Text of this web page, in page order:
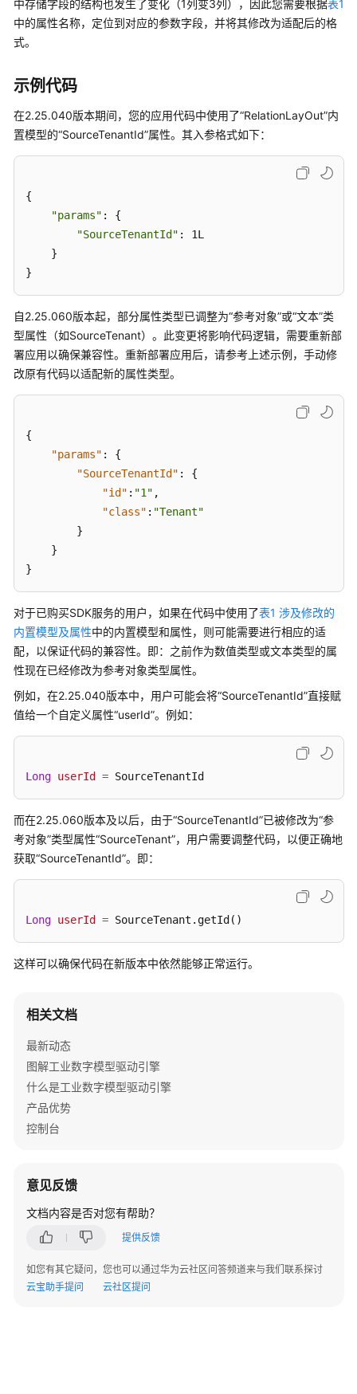
中存储字段的结构也发生了变化（1列变3列），因此您需要根据表1
中的属性名称，定位到对应的参数字段，并将其修改为适配后的格
式。
示例代码
在2.25.040版本期间，您的应用代码中使用了“RelationLayOut”内
置模型的“SourceTenantId”属性。其入参格式如下：
{
"params" : {
"SourceTenantId" : 1L
    }
}
自2.25.060版本起，部分属性类型已调整为“参考对象”或“文本”类
型属性（如SourceTenant）。此变更将影响代码逻辑，需要重新部
署应用以确保兼容性。重新部署应用后，请参考上述示例，手动修
改原有代码以适配新的属性类型。
{
"params" :
{
"SourceTenantId" :
{
"id" : "1" ,
"class" : "Tenant"
}
}
}
对于已购买SDK服务的用户，如果在代码中使用了表1 涉及修改的
内置模型及属性中的内置模型和属性，则可能需要进行相应的适
配，以保证代码的兼容性。即：之前作为数值类型或文本类型的属
性现在已经修改为参考对象类型属性。
例如，在2.25.040版本中，用户可能会将“SourceTenantId”直接赋
值给一个自定义属性“userId”。例如：
Long userId = SourceTenantId
而在2.25.060版本及以后，由于“SourceTenantId”已被修改为“参
考对象”类型属性“SourceTenant”，用户需要调整代码，以便正确地
获取“SourceTenantId”。即：
Long userId = SourceTenant.getId()
这样可以确保代码在新版本中依然能够正常运行。
相关文档
最新动态
图解工业数字模型驱动引擎
什么是工业数字模型驱动引擎
产品优势
控制台
意见反馈
文档内容是否对您有帮助？
提供反馈
如您有其它疑问，您也可以通过华为云社区问答频道来与我们联系探讨
云宝助手提问
云社区提问